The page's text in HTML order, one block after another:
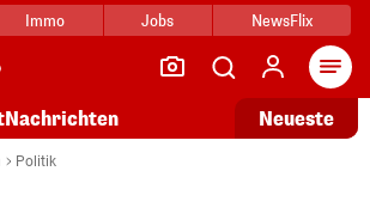
Immo Jobs NewsFlix
Nachrichten Neueste
Politik